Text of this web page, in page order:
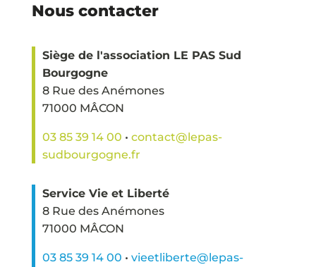
Nous contacter
Siège de l'association LE PAS Sud
Bourgogne
8 Rue des Anémones
71000 MÂCON
03 85 39 14 00 • contact@lepas-
sudbourgogne.fr
Service Vie et Liberté
8 Rue des Anémones
71000 MÂCON
03 85 39 14 00 • vieetliberte@lepas-